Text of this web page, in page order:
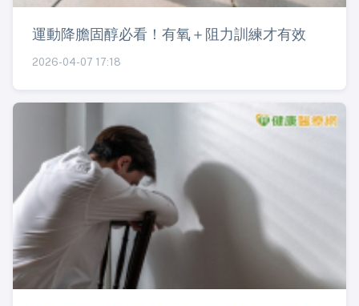
運動降膽固醇必看！有氧＋阻力訓練才有效
2026-04-07 17:18